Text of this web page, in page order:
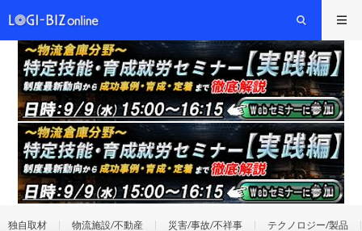
独自取材 物流施設/不動産 災害/事故/不祥事 テクノロジー/製品